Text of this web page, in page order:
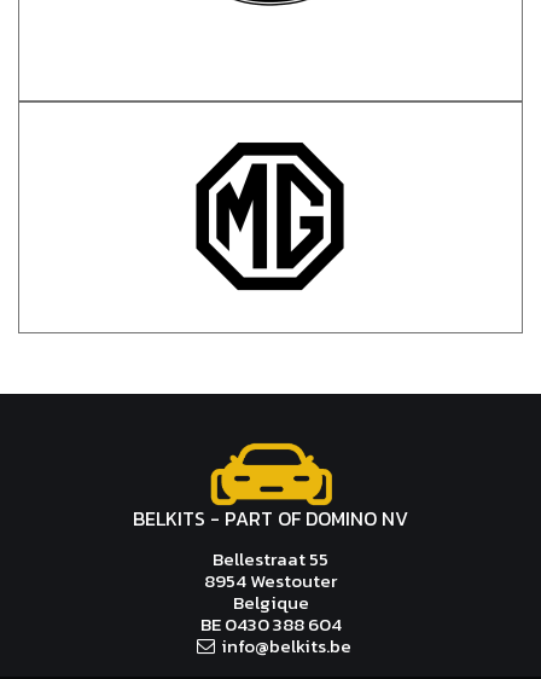
BELKITS - PART OF DOMINO NV
Bellestraat 55
8954 Westouter
Belgique
BE 0430 388 604
info@belkits.be